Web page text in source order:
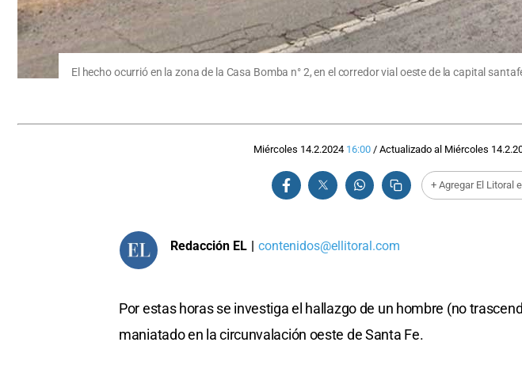
El hecho ocurrió en la zona de la Casa Bomba n° 2, en el corredor vial oeste de la capital
Miércoles 14.2.2024 16:00/ Actualizado al Miércoles
+ Agregar El Litoral
Redacción EL | contenidos@ellitoral.com
Por estas horas se investiga el hallazgo de un hombre (no
maniatado en la circunvalación oeste de Santa Fe.